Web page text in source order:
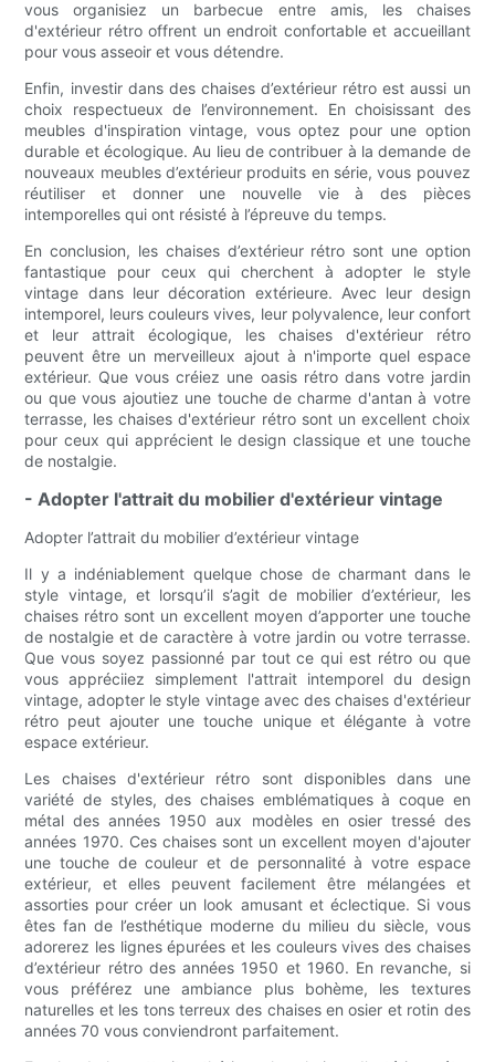
vous organisiez un barbecue entre amis, les chaises
d'extérieur rétro offrent un endroit confortable et accueillant
pour vous asseoir et vous détendre.
Enfin, investir dans des chaises d’extérieur rétro est aussi un
choix respectueux de l’environnement. En choisissant des
meubles d'inspiration vintage, vous optez pour une option
durable et écologique. Au lieu de contribuer à la demande de
nouveaux meubles d’extérieur produits en série, vous pouvez
réutiliser et donner une nouvelle vie à des pièces
intemporelles qui ont résisté à l’épreuve du temps.
En conclusion, les chaises d’extérieur rétro sont une option
fantastique pour ceux qui cherchent à adopter le style
vintage dans leur décoration extérieure. Avec leur design
intemporel, leurs couleurs vives, leur polyvalence, leur confort
et leur attrait écologique, les chaises d'extérieur rétro
peuvent être un merveilleux ajout à n'importe quel espace
extérieur. Que vous créiez une oasis rétro dans votre jardin
ou que vous ajoutiez une touche de charme d'antan à votre
terrasse, les chaises d'extérieur rétro sont un excellent choix
pour ceux qui apprécient le design classique et une touche
de nostalgie.
- Adopter l'attrait du mobilier d'extérieur vintage
Adopter l’attrait du mobilier d’extérieur vintage
Il y a indéniablement quelque chose de charmant dans le
style vintage, et lorsqu’il s’agit de mobilier d’extérieur, les
chaises rétro sont un excellent moyen d’apporter une touche
de nostalgie et de caractère à votre jardin ou votre terrasse.
Que vous soyez passionné par tout ce qui est rétro ou que
vous appréciiez simplement l'attrait intemporel du design
vintage, adopter le style vintage avec des chaises d'extérieur
rétro peut ajouter une touche unique et élégante à votre
espace extérieur.
Les chaises d'extérieur rétro sont disponibles dans une
variété de styles, des chaises emblématiques à coque en
métal des années 1950 aux modèles en osier tressé des
années 1970. Ces chaises sont un excellent moyen d'ajouter
une touche de couleur et de personnalité à votre espace
extérieur, et elles peuvent facilement être mélangées et
assorties pour créer un look amusant et éclectique. Si vous
êtes fan de l’esthétique moderne du milieu du siècle, vous
adorerez les lignes épurées et les couleurs vives des chaises
d’extérieur rétro des années 1950 et 1960. En revanche, si
vous préférez une ambiance plus bohème, les textures
naturelles et les tons terreux des chaises en osier et rotin des
années 70 vous conviendront parfaitement.